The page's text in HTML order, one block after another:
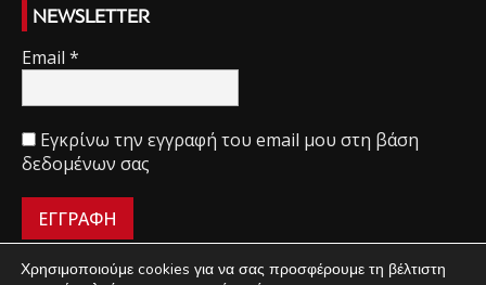
NEWSLETTER
Email *
Εγκρίνω την εγγραφή του email μου στη βάση
δεδομένων σας
Χρησιμοποιούμε cookies για να σας προσφέρουμε τη βέλτιστη